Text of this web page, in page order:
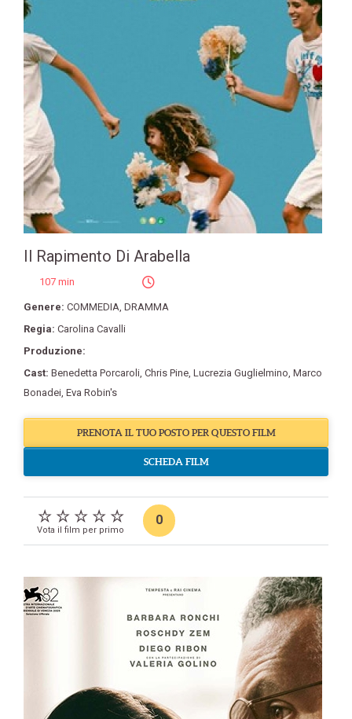
Il Rapimento Di Arabella
107 min
Genere: COMMEDIA DRAMMA
Regia: Carolina Cavalli
Produzione:
Cast: Benedetta Porcaroli Chris Pine Lucrezia Guglielmino Marco
Bonadei Eva Robin's
PRENOTA IL TUO POSTO PER QUESTO FILM
SCHEDA FILM
Vota il film per primo
0